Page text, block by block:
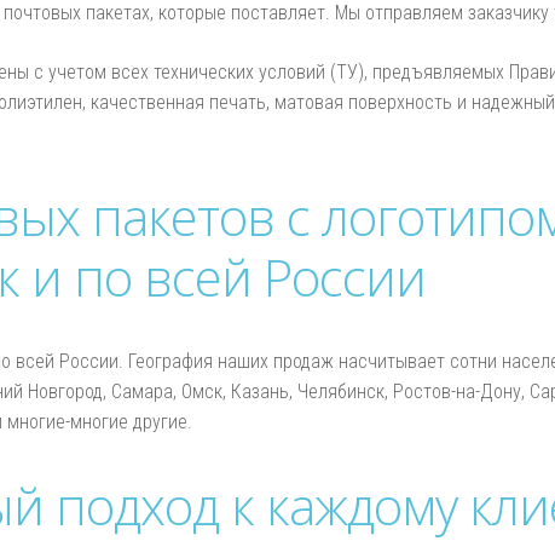
пакетах, которые поставляет. Мы отправляем
с учетом всех технических условий (ТУ), предъявляемых
качественная печать, матовая поверхность и
пакетов с
и по всей России
России. География наших продаж насчитывает сотни
Новгород, Самара, Омск, Казань, Челябинск, Ростов-на-Дону,
многие другие.
подход к каждому